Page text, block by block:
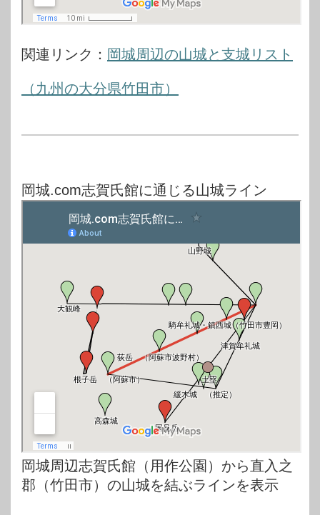
関連リンク： 岡城周辺の山城と支城リスト
（九州の大分県竹田市）
岡城.com志賀氏館に通じる山城ライン
岡城周辺志賀氏館（用作公園）から直入之
郡（竹田市）の山城を結ぶラインを表示